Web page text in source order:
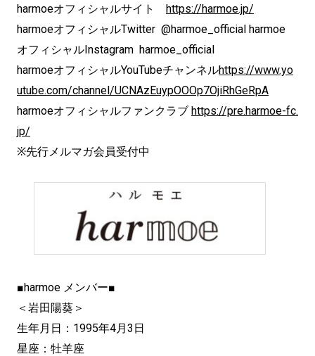
harmoeオフィシャルサイト https://harmoe.jp/
harmoeオフィシャルTwitter @harmoe_official harmoe
オフィシャルInstagram harmoe_official
harmoeオフィシャルYouTubeチャンネルhttps://www.yo
utube.com/channel/UCNAzEuypOOOp7OjiRhGeRpA
harmoeオフィシャルファンクラブ https://pre.harmoe-fc.
jp/
※先行メルマガ会員受付中
■harmoe メンバー■
＜岩田陽葵＞
生年月日：1995年4月3日
星座：牡羊座